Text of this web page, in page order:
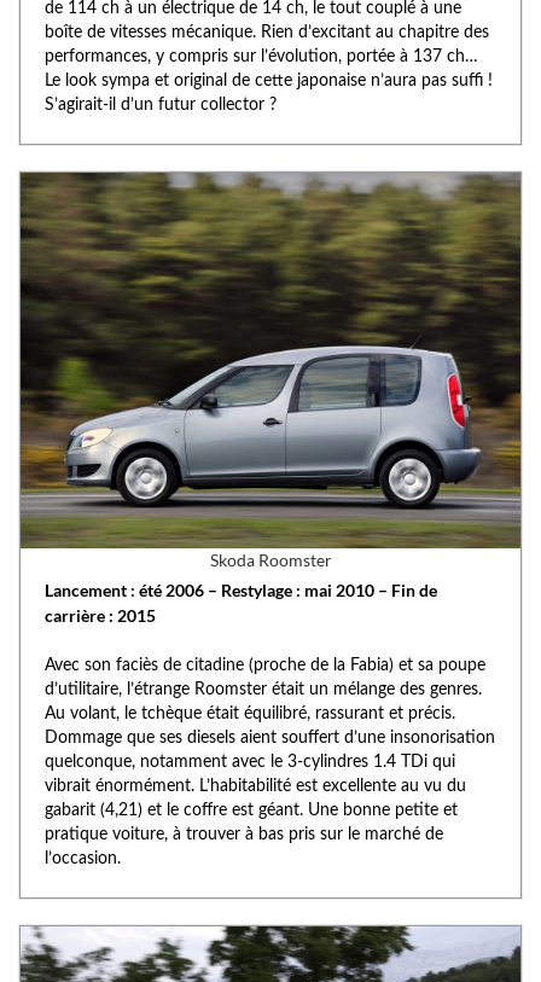
de 114 ch à un électrique de 14 ch, le tout couplé à une
boîte de vitesses mécanique. Rien d’excitant au chapitre des
performances, y compris sur l’évolution, portée à 137 ch…
Le look sympa et original de cette japonaise n’aura pas suffi !
S’agirait-il d’un futur collector ?
Skoda Roomster
Lancement : été 2006 – Restylage : mai 2010 – Fin de
carrière : 2015
Avec son faciès de citadine (proche de la Fabia) et sa poupe
d’utilitaire, l’étrange Roomster était un mélange des genres.
Au volant, le tchèque était équilibré, rassurant et précis.
Dommage que ses diesels aient souffert d’une insonorisation
quelconque, notamment avec le 3-cylindres 1.4 TDi qui
vibrait énormément. L’habitabilité est excellente au vu du
gabarit (4,21) et le coffre est géant. Une bonne petite et
pratique voiture, à trouver à bas pris sur le marché de
l’occasion.